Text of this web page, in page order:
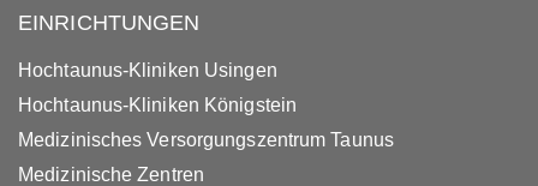
EINRICHTUNGEN
Hochtaunus-Kliniken Usingen
Hochtaunus-Kliniken Königstein
Medizinisches Versorgungszentrum Taunus
Medizinische Zentren